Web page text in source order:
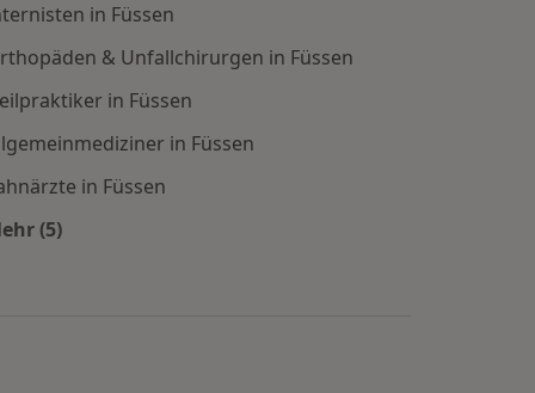
in Füssen
& Unfallchirurgen in Füssen
in Füssen
in Füssen
in Füssen
(5)